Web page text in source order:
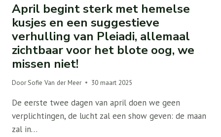
April begint sterk met hemelse
kusjes en een suggestieve
verhulling van Pleiadi, allemaal
zichtbaar voor het blote oog, we
missen niet!
Door Sofie Van der Meer 30 maart 2025
De eerste twee dagen van april doen we geen
verplichtingen, de lucht zal een show geven: de maan
zal in…